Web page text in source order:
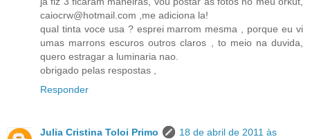
caiocrw@hotmail.com ,me adiciona la!
qual tinta voce usa ? esprei marrom mesma , porque eu vi
umas marrons escuros outros claros , to meio na duvida,
quero estragar a luminaria nao.
obrigado pelas respostas ,
Responder
Julia Cristina Toloi Primo 18 de abril de 2011 às